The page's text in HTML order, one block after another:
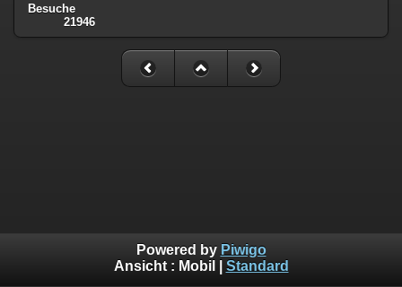
Besuche
21946
Powered by Piwigo
Ansicht : Mobil Standard